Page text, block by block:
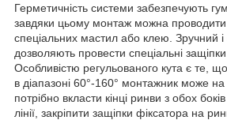
Герметичність системи забезпечують
завдяки цьому монтаж можна проводити
спеціальних мастил або клею. Зручний
дозволяють провести спеціальні защіпки
Особливістю регульованого кута є те,
в діапазоні 60°-160° монтажник може
потрібно вкласти кінці ринви з обох
лінії, закріпити защіпки фіксатора на